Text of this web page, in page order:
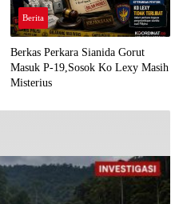
Berita
Berkas Perkara Sianida Gorut
Masuk P-19,Sosok Ko Lexy Masih
Misterius